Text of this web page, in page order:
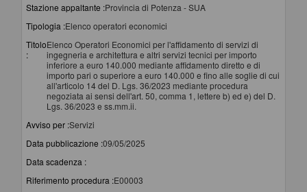
Stazione appaltante :Provincia di Potenza - SUA
Tipologia :Elenco operatori economici
Titolo
:
Elenco Operatori Economici per l'affidamento di servizi di
ingegneria e architettura e altri servizi tecnici per importo
inferiore a euro 140.000 mediante affidamento diretto e di
importo pari o superiore a euro 140.000 e fino alle soglie di cui
all'articolo 14 del D. Lgs. 36/2023 mediante procedura
negoziata ai sensi dell'art. 50, comma 1, lettere b) ed e) del D.
Lgs. 36/2023 e ss.mm.ii.
Avviso per :Servizi
Data pubblicazione :09/05/2025
Data scadenza :
Riferimento procedura :E00003